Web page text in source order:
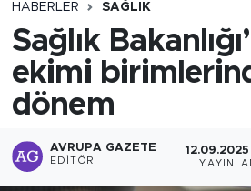
HABERLER SAĞLIK
Sağlık
ekimi
dönem
AVRUPA GAZETE
EDITÖR
12.09.2025